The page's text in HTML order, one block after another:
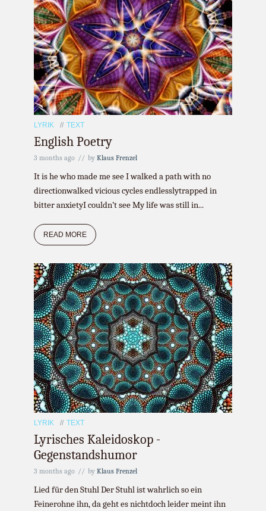
LYRIK TEXT
English Poetry
3 months ago by Klaus Frenzel
It is he who made me see I walked a path with no
directionwalked vicious cycles endlesslytrapped in
bitter anxietyI couldn’t see My life was still in...
READ MORE
LYRIK TEXT
Lyrisches Kaleidoskop -
Gegenstandshumor
3 months ago by Klaus Frenzel
Lied für den Stuhl Der Stuhl ist wahrlich so ein
Feinerohne ihn, da geht es nichtdoch leider meint ihn